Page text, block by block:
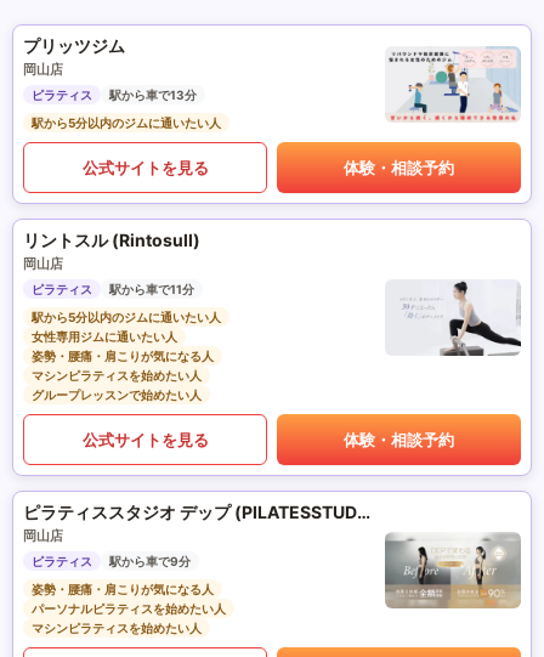
プリッツジム
岡山店
ピラティス
駅から車で13分
駅から5分以内のジムに通いたい人
公式サイトを見る 体験・相談予約
リントスル (Rintosull)
岡山店
ピラティス
駅から車で11分
駅から5分以内のジムに通いたい人
女性専用ジムに通いたい人
姿勢・腰痛・肩こりが気になる人
マシンピラティスを始めたい人
グループレッスンで始めたい人
公式サイトを見る 体験・相談予約
ピラティススタジオ デップ (PILATESSTUDIO DEP)
岡山店
ピラティス
駅から車で9分
姿勢・腰痛・肩こりが気になる人
パーソナルピラティスを始めたい人
マシンピラティスを始めたい人